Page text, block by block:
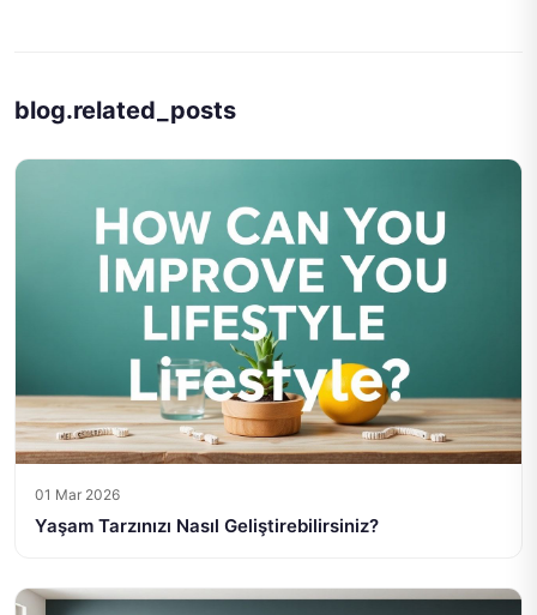
blog.related_posts
01 Mar 2026
Yaşam Tarzınızı Nasıl Geliştirebilirsiniz?